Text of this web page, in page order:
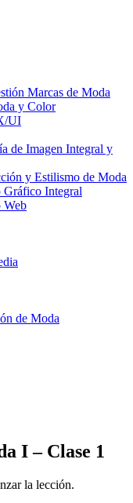
Marcas de Moda
y Color
UI
de Imagen Integral y
y Estilismo de Moda
Integral
Web
de Moda
I – Clase 1
la lección.